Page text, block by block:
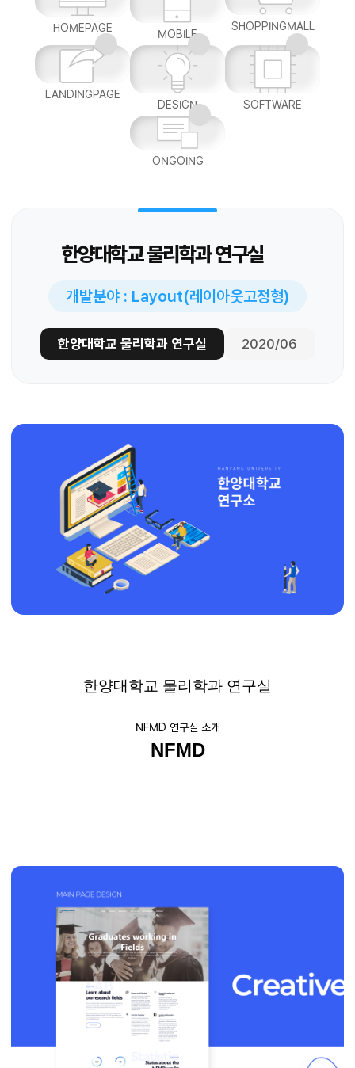
HOMEPAGE MOBILE
SHOPPINGMALL
LANDINGPAGE
DESIGN
SOFTWARE
ONGOING
한양대학교 물리학과 연구실
개발분야 : Layout(레이아웃고정형)
한양대학교 물리학과 연구실 2020/06
한양대학교 물리학과 연구실
NFMD 연구실 소개
NFMD